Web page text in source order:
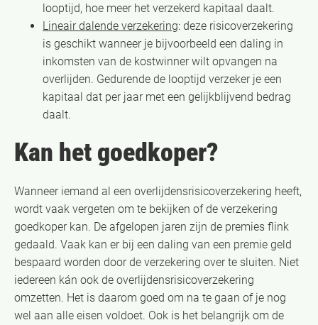
looptijd, hoe meer het verzekerd kapitaal daalt.
Lineair dalende verzekering: deze risicoverzekering
is geschikt wanneer je bijvoorbeeld een daling in
inkomsten van de kostwinner wilt opvangen na
overlijden. Gedurende de looptijd verzeker je een
kapitaal dat per jaar met een gelijkblijvend bedrag
daalt.
Kan het goedkoper?
Wanneer iemand al een overlijdensrisicoverzekering heeft,
wordt vaak vergeten om te bekijken of de verzekering
goedkoper kan. De afgelopen jaren zijn de premies flink
gedaald. Vaak kan er bij een daling van een premie geld
bespaard worden door de verzekering over te sluiten. Niet
iedereen kán ook de overlijdensrisicoverzekering
omzetten. Het is daarom goed om na te gaan of je nog
wel aan alle eisen voldoet. Ook is het belangrijk om de